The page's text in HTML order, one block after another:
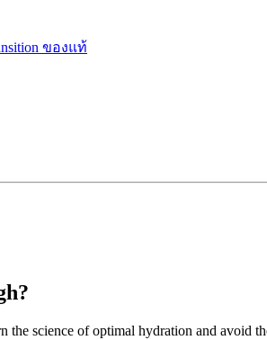
ของแท้
the science of optimal hydration and avoid